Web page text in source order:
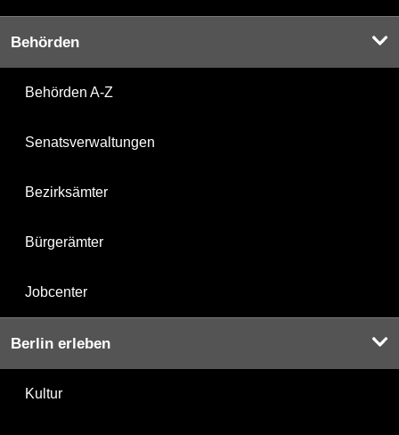
Behörden
Behörden A-Z
Senatsverwaltungen
Bezirksämter
Bürgerämter
Jobcenter
Berlin erleben
Kultur